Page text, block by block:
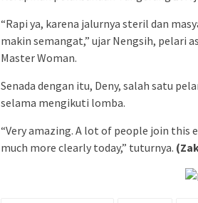
“Rapi ya, karena jalurnya steril dan
makin semangat,” ujar Nengsih, pelari
Master Woman.
Senada dengan itu, Deny, salah satu
selama mengikuti lomba.
“Very amazing. A lot of people join this
much more clearly today,” tuturnya.